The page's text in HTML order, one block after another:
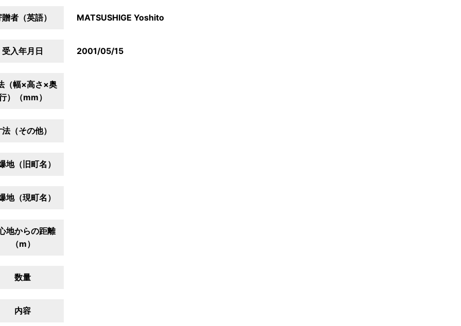
者（英語） MATSUSHIGE Yoshito
受入年月日 2001/05/15
（幅×高さ×奥
）（mm）
（その他）
地（旧町名）
地（現町名）
地からの距離
（m）
数量
内容